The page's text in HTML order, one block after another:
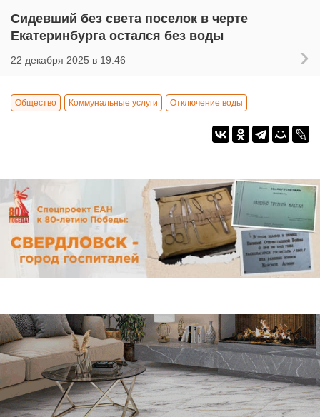
Сидевший без света поселок в черте
Екатеринбурга остался без воды
22 декабря 2025 в 19:46
Общество Коммунальные услуги Отключение воды